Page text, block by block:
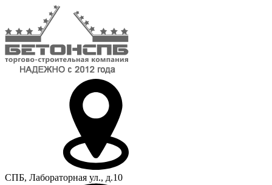
СПБ, Лабораторная ул., д.10